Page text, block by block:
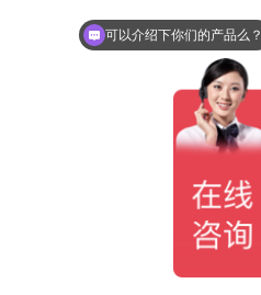
可以介绍下你们的产品么？